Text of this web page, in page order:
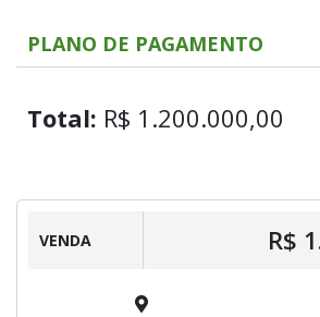
PLANO DE PAGAMENTO
Total: R$ 1.200.000,00
VENDA R$